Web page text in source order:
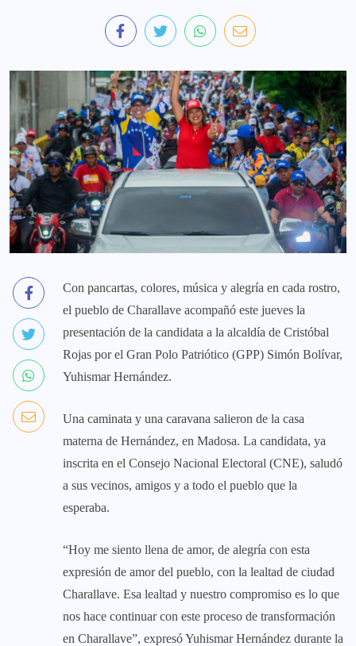
Con pancartas, colores, música y alegría en cada rostro,
el pueblo de Charallave acompañó este jueves la
presentación de la candidata a la alcaldía de Cristóbal
Rojas por el Gran Polo Patriótico (GPP) Simón Bolívar,
Yuhismar Hernández.
Una caminata y una caravana salieron de la casa
materna de Hernández, en Madosa. La candidata, ya
inscrita en el Consejo Nacional Electoral (CNE), saludó
a sus vecinos, amigos y a todo el pueblo que la
esperaba.
“Hoy me siento llena de amor, de alegría con esta
expresión de amor del pueblo, con la lealtad de ciudad
Charallave. Esa lealtad y nuestro compromiso es lo que
nos hace continuar con este proceso de transformación
en Charallave”, expresó Yuhismar Hernández durante la